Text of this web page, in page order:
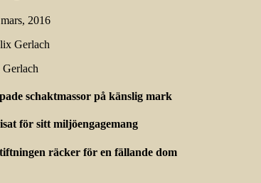
2016
schaktmassor på känslig mark
för sitt miljöengagemang
räcker för en fällande dom